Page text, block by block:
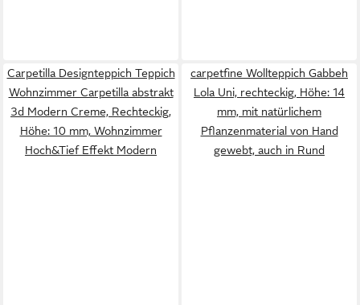
Carpetilla Designteppich Teppich
Wohnzimmer Carpetilla abstrakt
3d Modern Creme, Rechteckig,
Höhe: 10 mm, Wohnzimmer
Hoch&Tief Effekt Modern
carpetfine Wollteppich Gabbeh
Lola Uni, rechteckig, Höhe: 14
mm, mit natürlichem
Pflanzenmaterial von Hand
gewebt, auch in Rund